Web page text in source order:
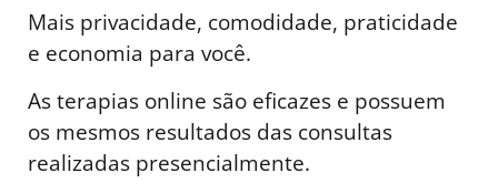
Mais privacidade, comodidade, praticidade
e economia para você.
As terapias online são eficazes e possuem
os mesmos resultados das consultas
realizadas presencialmente.